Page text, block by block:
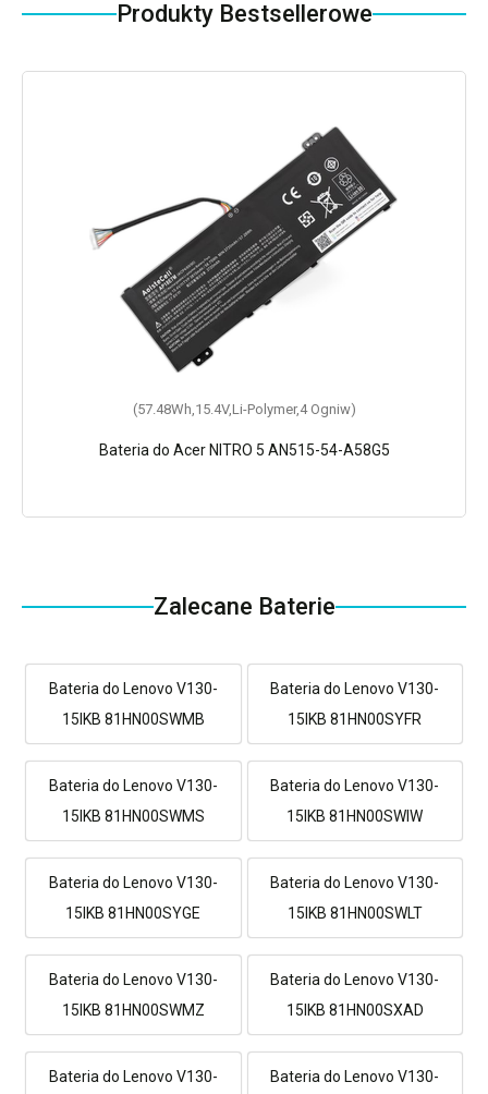
Produkty Bestsellerowe
(57.48Wh,15.4V,Li-Polymer,4 Ogniw)
Bateria do Acer NITRO 5 AN515-54-A58G5
Zalecane Baterie
Bateria do Lenovo V130-
15IKB 81HN00SWMB
Bateria do Lenovo V130-
15IKB 81HN00SYFR
Bateria do Lenovo V130-
15IKB 81HN00SWMS
Bateria do Lenovo V130-
15IKB 81HN00SWIW
Bateria do Lenovo V130-
15IKB 81HN00SYGE
Bateria do Lenovo V130-
15IKB 81HN00SWLT
Bateria do Lenovo V130-
15IKB 81HN00SWMZ
Bateria do Lenovo V130-
15IKB 81HN00SXAD
Bateria do Lenovo V130-
Bateria do Lenovo V130-